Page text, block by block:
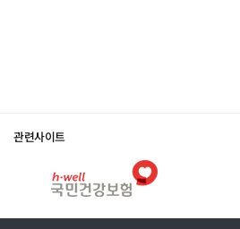
관련사이트